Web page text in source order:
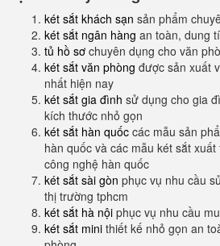
két sắt khách sạn sản phẩm
két sắt ngân hàng an toàn, dung
tủ hồ sơ chuyên dụng cho văn
két sắt văn phòng được sản xuất
nhất hiện nay
két sắt gia đình sử dụng cho gia
kích thước nhỏ gọn
két sắt hàn quốc các mẫu sản
hàn quốc và các mẫu két sắt
công nghệ hàn quốc
két sắt sài gòn phục vụ nhu cầu
thị trường tphcm
két sắt hà nội phục vụ nhu cầu
két sắt mini thiết kế nhỏ gọn an